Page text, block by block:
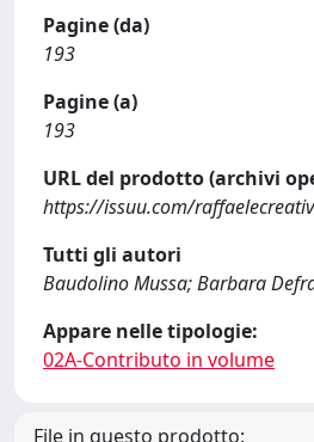
Pagine (da)
193
Pagine (a)
193
URL del prodotto (archivi
https://issuu.com/
Tutti gli autori
Baudolino Mussa; Barbara
Appare nelle tipologie:
02A-Contributo in volume
File in questo prodotto: